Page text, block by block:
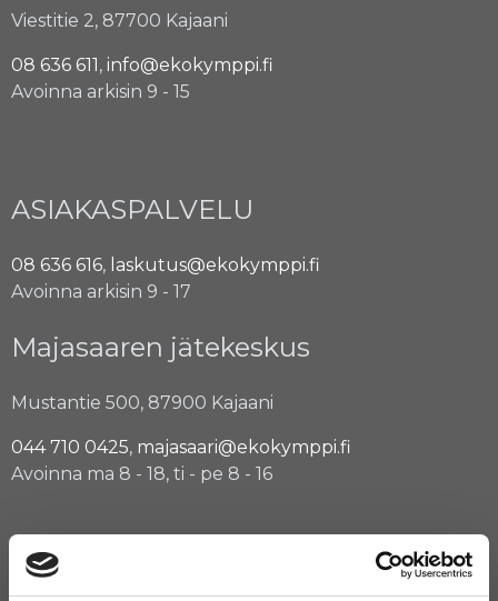
Viestitie 2, 87700 Kajaani
08 636 611, info@ekokymppi.fi
Avoinna arkisin 9 - 15
ASIAKASPALVELU
08 636 616, laskutus@ekokymppi.fi
Avoinna arkisin 9 - 17
Majasaaren jätekeskus
Mustantie 500, 87900 Kajaani
044 710 0425, majasaari@ekokymppi.fi
Avoinna ma 8 - 18, ti - pe 8 - 16